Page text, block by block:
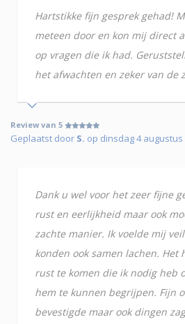
Hartstikke fijn gesprek gehad!
meteen door en kon mij direct
op vragen die ik had.
het afwachten en zeker van de
Review van 5
Geplaatst door S. op dinsdag 4 augustus
Dank u wel voor het zeer fijne
rust en eerlijkheid maar ook
zachte manier. Ik voelde mij
konden ook samen lachen.
rust te komen die ik nodig heb
hem te kunnen begrijpen. Fijn
bevestigde maar ook dingen